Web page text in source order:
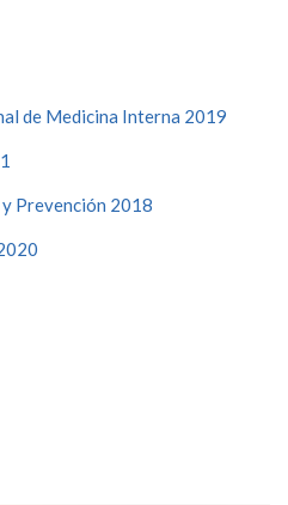
de Medicina Interna 2019
Prevención 2018